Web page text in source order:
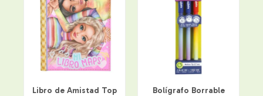
Libro de Amistad Top
Bolígrafo Borrable